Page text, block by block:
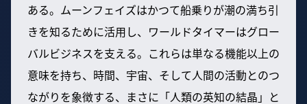
ある。ムーンフェイズはかつて船乗りが潮の満ち引
きを知るために活用し、ワールドタイマーはグロー
バルビジネスを支える。これらは単なる機能以上の
意味を持ち、時間、宇宙、そして人間の活動とのつ
ながりを象徴する、まさに「人類の英知の結晶」と